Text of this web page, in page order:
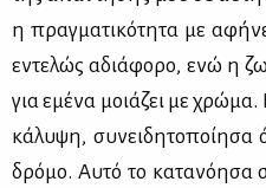
η πραγ­μα­τι­κό­τη­τα με
εντε­λώς αδιά­φο­ρο, ενώ η
για εμέ­να μοιά­ζει με
κά­λυ­ψη, συ­νει­δη­το­ποί­η­σα
δρό­μο. Αυ­τό το κα­τα­νό­η­σα